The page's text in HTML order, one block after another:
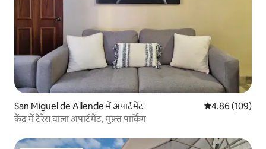
San Miguel de Allende में अपार्टमेंट औसत रेटिंग 5 में से
4.86 (109)
केंद्र में टेरेस वाला अपार्टमेंट, मुफ़्त पार्किंग